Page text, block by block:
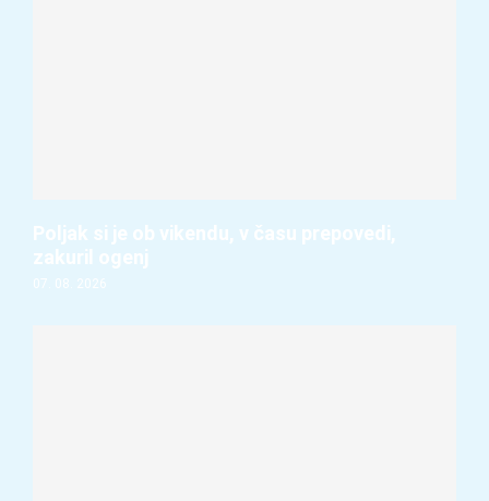
Poljak si je ob vikendu, v času prepovedi,
zakuril ogenj
07. 08. 2026